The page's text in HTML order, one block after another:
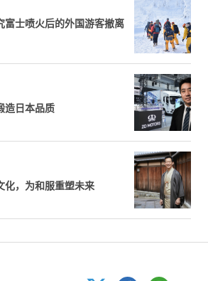
富士喷火后的外国游客撤离
造日本品质
化，为和服重塑未来